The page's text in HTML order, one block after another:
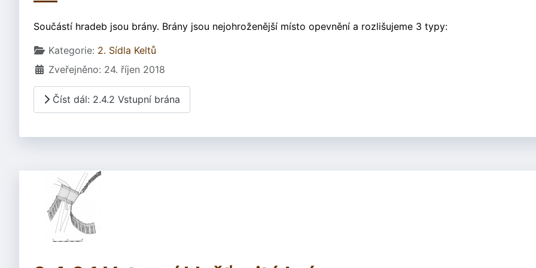
Součástí hradeb jsou brány. Brány jsou nejohroženější místo opevnění a rozlišujeme 3 typy:
Základní údaje
Kategorie: 2. Sídla Keltů
Zveřejněno: 24. říjen 2018
Číst dál: 2.4.2 Vstupní brána